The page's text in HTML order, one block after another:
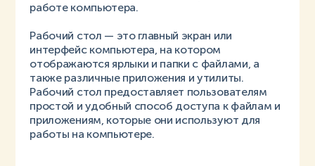
работе компьютера.
Рабочий стол — это главный экран или
интерфейс компьютера, на котором
отображаются ярлыки и папки с файлами, а
также различные приложения и утилиты.
Рабочий стол предоставляет пользователям
простой и удобный способ доступа к файлам и
приложениям, которые они используют для
работы на компьютере.